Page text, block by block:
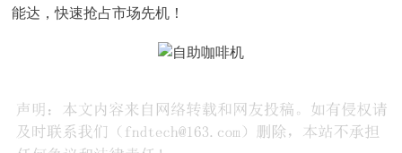
能达，快速抢占市场先机！